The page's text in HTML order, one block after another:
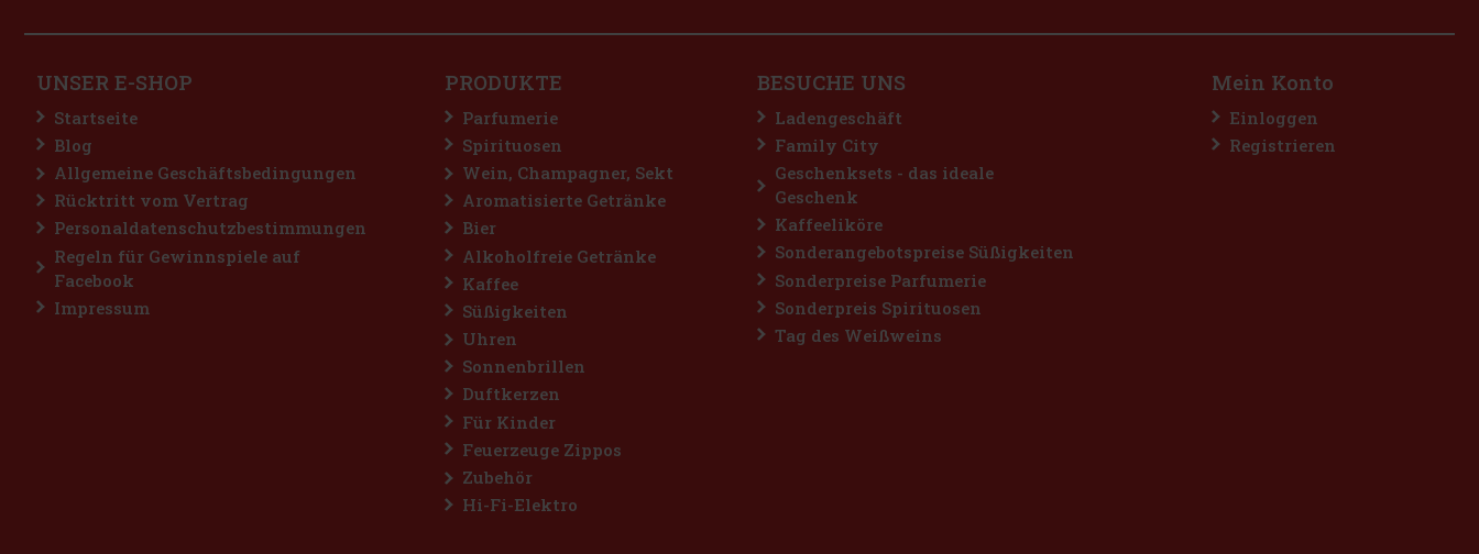
UNSER E-SHOP
Startseite
Blog
Allgemeine Geschäftsbedingungen
Rücktritt vom Vertrag
Personaldatenschutzbestimmungen
Regeln für Gewinnspiele auf
Facebook
Impressum
PRODUKTE
Parfumerie
Spirituosen
Wein, Champagner, Sekt
Aromatisierte Getränke
Bier
Alkoholfreie Getränke
Kaffee
Süßigkeiten
Uhren
Sonnenbrillen
Duftkerzen
Für Kinder
Feuerzeuge Zippos
Zubehör
Hi-Fi-Elektro
BESUCHE UNS
Ladengeschäft
Family City
Geschenksets - das ideale
Geschenk
Kaffeeliköre
Sonderangebotspreise Süßigkeiten
Sonderpreise Parfumerie
Sonderpreis Spirituosen
Tag des Weißweins
Mein Konto
Einloggen
Registrieren